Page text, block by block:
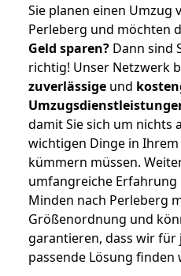
Sie planen einen Umzug
Perleberg und möchten
Geld sparen? Dann sind
richtig! Unser Netzwerk
zuverlässige und
damit Sie sich um nichts
wichtigen Dinge in
kümmern müssen.
umfangreiche
Minden nach Perleberg
Größenordnung und
garantieren, dass wir für
passende Lösung finden